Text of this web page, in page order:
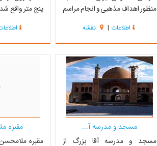
منظور اهداف مذهبی و انجام مراسم
روستاییان غار را غار تالار یا غار رئیس
می‌نامند .‏ ‏ غار نیاسر کاملاً دست ساز
بشر می‌باشد ( به جز یک یا دو حفره
طبیعی نزدیک ‏ورودیها )...
اطلاعات | نقشه
پنج متر واقع
سطح دریا هم
بازوهای متعدد
شیب کوه‌های
مسجد و مدرسه آ...
مسجد و مدرسه آقا بزرگ از
مقبره
مقبره